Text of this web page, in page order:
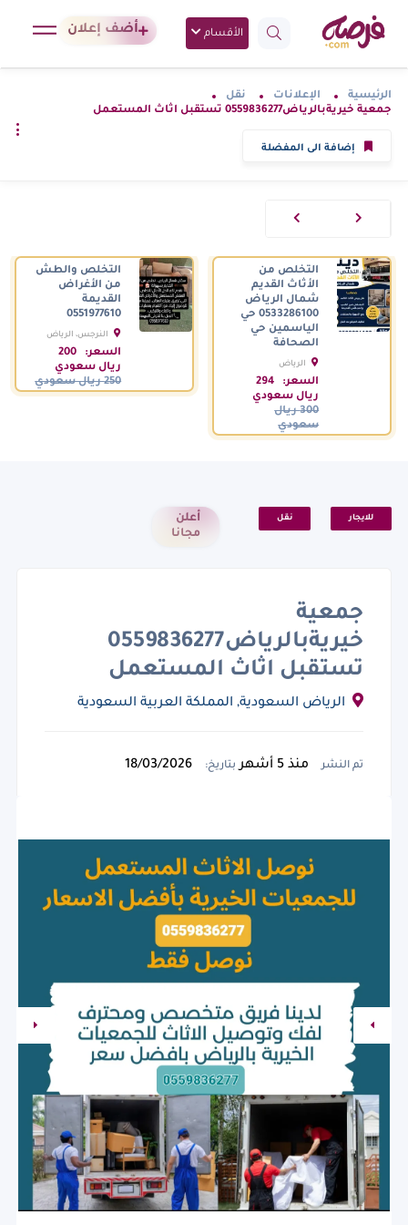
الأقسام أضف إعلان
الرئيسية الإعلانات
نقل
جمعية خيريةبالرياض0559836277 تستقبل اثاث المستعمل
إضافة الى المفضلة
التخلص من
الأثاث القديم
شمال الرياض
0533286100 حي
الياسمين حي
الصحافة
الرياض
السعودية
السعر:
294
ريال سعودي
300 ريال
سعودي
التخلص والطش
من الأغراض
القديمة
0551977610
النرجس، الرياض
السعودية
السعر:
200
ريال سعودي
250 ريال سعودي
للايجار نقل
أعلن
مجانا
جمعية
خيريةبالرياض0559836277
تستقبل اثاث المستعمل
تم النشر منذ 5 أشهر بتاريخ: